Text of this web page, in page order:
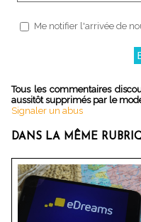
Me notifier l'arrivée de
Tous les commentaires
aussitôt supprimés par le
Signaler un abus
DANS LA MÊME